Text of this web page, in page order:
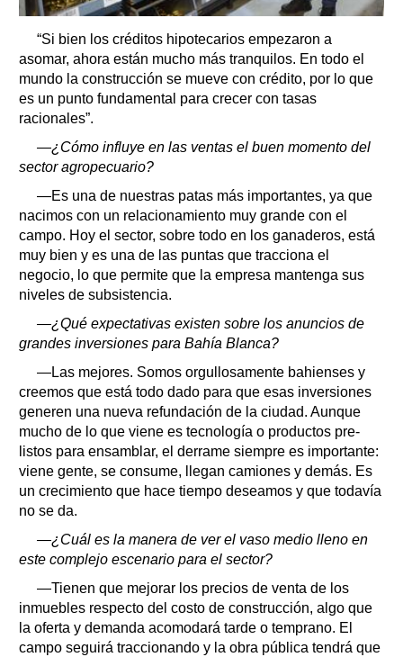
“Si bien los créditos hipotecarios empezaron a
asomar, ahora están mucho más tranquilos. En todo el
mundo la construcción se mueve con crédito, por lo que
es un punto fundamental para crecer con tasas
racionales”.
—¿Cómo influye en las ventas el buen momento del
sector agropecuario?
—Es una de nuestras patas más importantes, ya que
nacimos con un relacionamiento muy grande con el
campo. Hoy el sector, sobre todo en los ganaderos, está
muy bien y es una de las puntas que tracciona el
negocio, lo que permite que la empresa mantenga sus
niveles de subsistencia.
—¿Qué expectativas existen sobre los anuncios de
grandes inversiones para Bahía Blanca?
—Las mejores. Somos orgullosamente bahienses y
creemos que está todo dado para que esas inversiones
generen una nueva refundación de la ciudad. Aunque
mucho de lo que viene es tecnología o productos pre-
listos para ensamblar, el derrame siempre es importante:
viene gente, se consume, llegan camiones y demás. Es
un crecimiento que hace tiempo deseamos y que todavía
no se da.
—¿Cuál es la manera de ver el vaso medio lleno en
este complejo escenario para el sector?
—Tienen que mejorar los precios de venta de los
inmuebles respecto del costo de construcción, algo que
la oferta y demanda acomodará tarde o temprano. El
campo seguirá traccionando y la obra pública tendrá que